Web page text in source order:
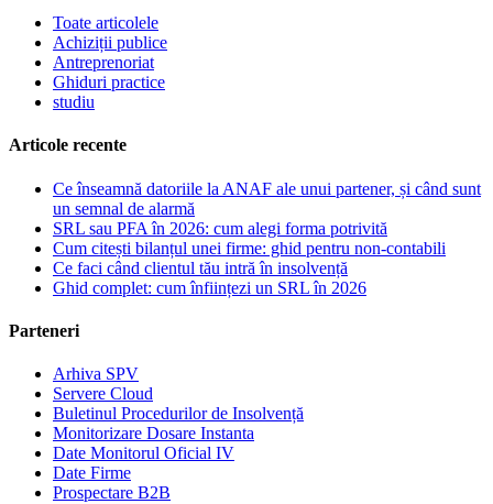
Toate articolele
Achiziții publice
Antreprenoriat
Ghiduri practice
studiu
Articole recente
Ce înseamnă datoriile la ANAF ale unui partener, și când sunt
un semnal de alarmă
SRL sau PFA în 2026: cum alegi forma potrivită
Cum citești bilanțul unei firme: ghid pentru non-contabili
Ce faci când clientul tău intră în insolvență
Ghid complet: cum înființezi un SRL în 2026
Parteneri
Arhiva SPV
Servere Cloud
Buletinul Procedurilor de Insolvență
Monitorizare Dosare Instanta
Date Monitorul Oficial IV
Date Firme
Prospectare B2B